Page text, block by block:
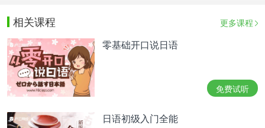
相关课程 更多课程
零基础开口说日语
免费试听
日语初级入门全能